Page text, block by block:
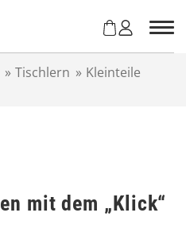
» Tischlern » Kleinteile
mit dem „Klick“